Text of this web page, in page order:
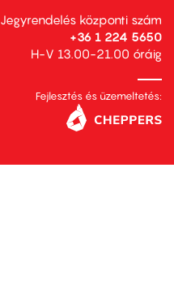
Jegyrendelés központi szám
+36 1 224 5650
H-V 13.00-21.00 óráig
Fejlesztés és üzemeltetés: